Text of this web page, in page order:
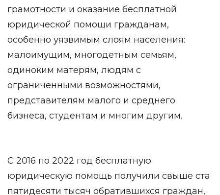
грамотности и оказание бесплатной
юридической помощи гражданам,
особенно уязвимым слоям населения:
малоимущим, многодетным семьям,
одиноким матерям, людям с
ограниченными возможностями,
представителям малого и среднего
бизнеса, студентам и многим другим.
С 2016 по 2022 год бесплатную
юридическую помощь получили свыше ста
пятидесяти тысяч обратившихся граждан,